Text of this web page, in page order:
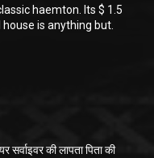
haemton. Its $ 1.5
is anything but.
सर्वाइवर की लापता पिता की